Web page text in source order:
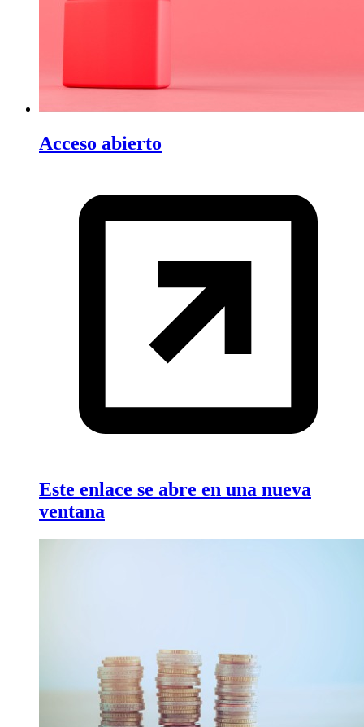
Acceso abierto
Este enlace se abre en una nueva
ventana